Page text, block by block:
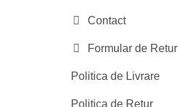
Contact
Formular de Retur
Politica de Livrare
Politica de Retur